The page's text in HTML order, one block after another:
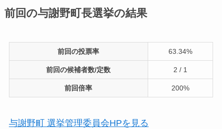
前回の与謝野町長選挙の結果
前回の投票率 63.34%
前回の候補者数/定数 2 / 1
前回倍率 200%
与謝野町 選挙管理委員会HPを見る